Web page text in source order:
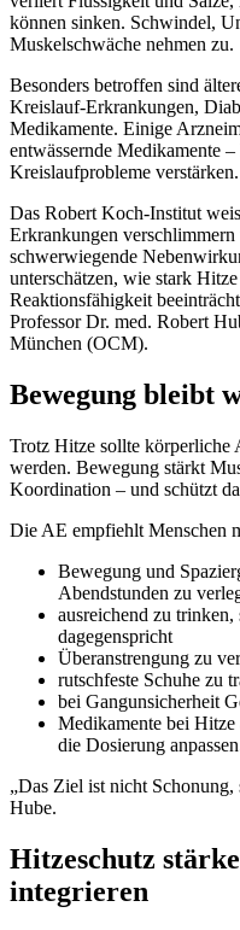
können sinken. Schwindel,
Muskelschwäche nehmen zu.
Besonders betroffen sind
Kreislauf-Erkrankungen,
Medikamente. Einige
entwässernde Medikamente
Kreislaufprobleme verstärken.
Das Robert Koch-Institut
Erkrankungen
schwerwiegende
unterschätzen, wie stark
Reaktionsfähigkeit
Professor Dr. med. Robert
München (OCM).
Bewegung bleibt
Trotz Hitze sollte körperliche
werden. Bewegung stärkt
Koordination – und schützt
Die AE empfiehlt Menschen
Bewegung und
Abendstunden zu
ausreichend zu
dagegenspricht
Überanstrengung zu
rutschfeste Schuhe zu
bei Gangunsicherheit
Medikamente bei Hitze
die Dosierung
„Das Ziel ist nicht
Hube.
Hitzeschutz
integrieren